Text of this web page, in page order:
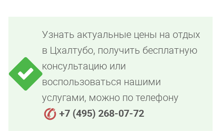
Узнать актуальные цены на отдых
в Цхалтубо, получить бесплатную
консультацию или
воспользоваться нашими
услугами, можно по телефону
+7 (495) 268-07-72